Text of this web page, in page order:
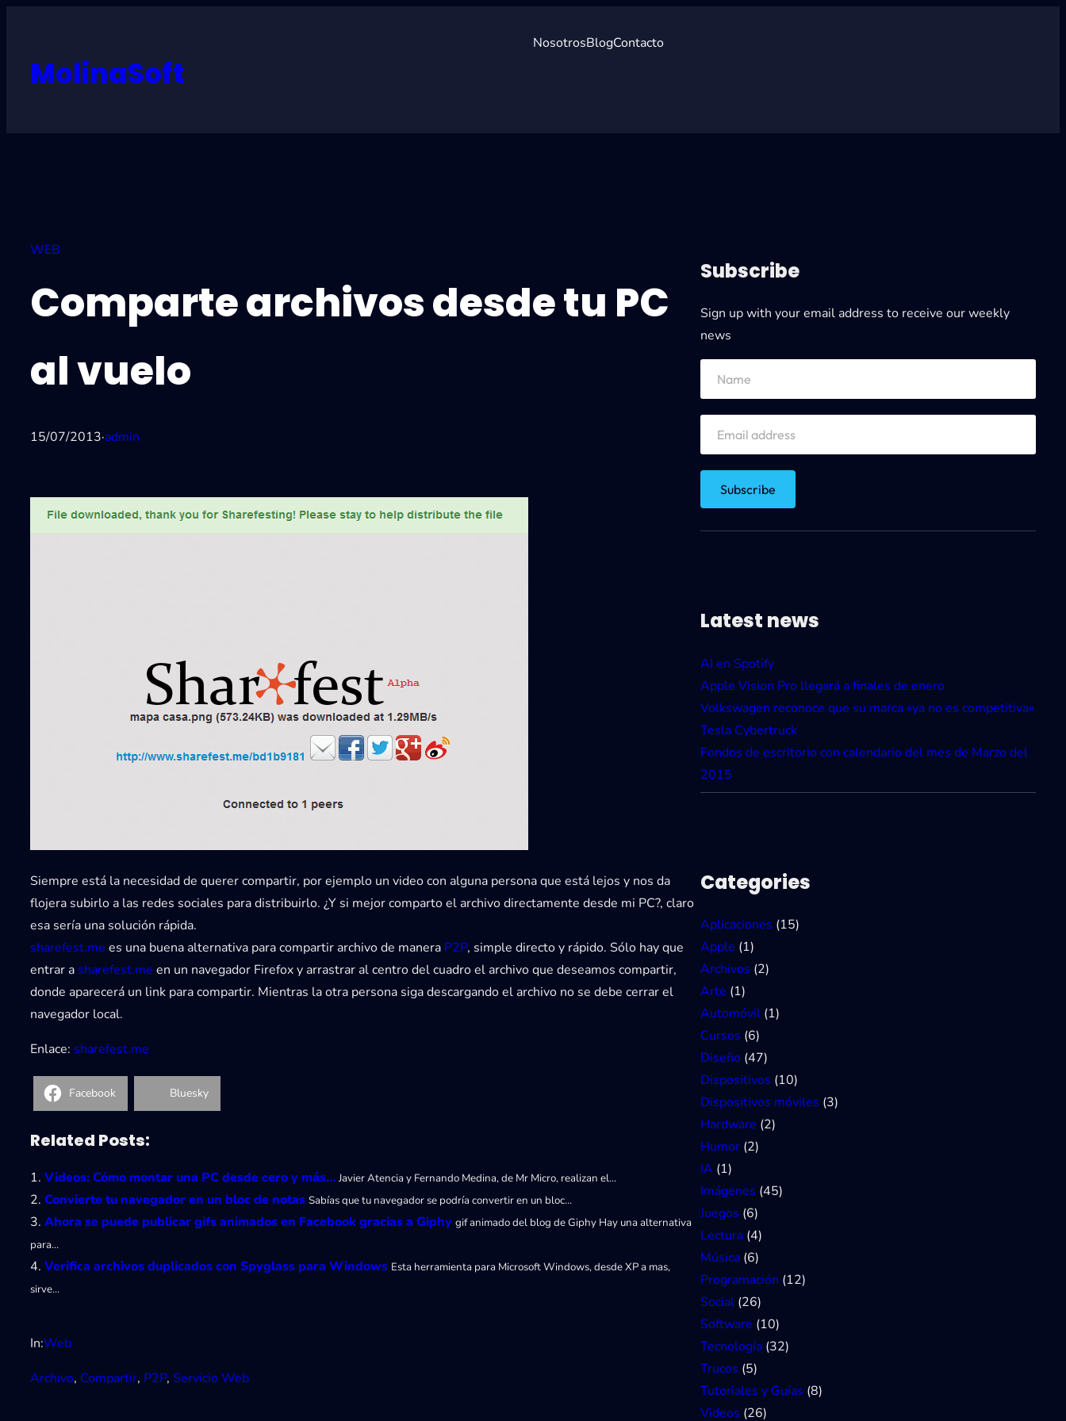
contentMolinaSoft
NosotrosBlogContacto
WEB
Comparte archivos desde tu PC
al vuelo
15/07/2013·admin
Siempre está la necesidad de querer compartir, por ejemplo un video con alguna persona que está lejos y nos da
flojera subirlo a las redes sociales para distribuirlo. ¿Y si mejor comparto el archivo directamente desde mi PC?, claro
esa sería una solución rápida.
sharefest.me es una buena alternativa para compartir archivo de manera P2P, simple directo y rápido. Sólo hay que
entrar a sharefest.me en un navegador Firefox y arrastrar al centro del cuadro el archivo que deseamos compartir,
donde aparecerá un link para compartir. Mientras la otra persona siga descargando el archivo no se debe cerrar el
navegador local.
Enlace: sharefest.me
Facebook Bluesky
Related Posts:
Videos: Cómo montar una PC desde cero y más… Javier Atencia y Fernando Medina, de Mr Micro, realizan el…
Convierte tu navegador en un bloc de notas Sabías que tu navegador se podría convertir en un bloc…
Ahora se puede publicar gifs animados en Facebook gracias a Giphy gif animado del blog de Giphy Hay una alternativa
para…
Verifica archivos duplicados con Spyglass para Windows Esta herramienta para Microsoft Windows, desde XP a mas,
sirve…
In:Web
Archivo, Compartir, P2P, Servicio Web
Subscribe
Sign up with your email address to receive our weekly
news
Latest news
AI en Spotify
Apple Vision Pro llegará a finales de enero
Volkswagen reconoce que su marca «ya no es competitiva»
Tesla Cybertruck
Fondos de escritorio con calendario del mes de Marzo del
2015
Categories
Aplicaciones (15)
Apple (1)
Archivos (2)
Arte (1)
Automóvil (1)
Cursos (6)
Diseño (47)
Dispositivos (10)
Dispositivos móviles (3)
Hardware (2)
Humor (2)
IA (1)
Imágenes (45)
Juegos (6)
Lectura (4)
Música (6)
Programación (12)
Social (26)
Software (10)
Tecnología (32)
Trucos (5)
Tutoriales y Guías (8)
Videos (26)